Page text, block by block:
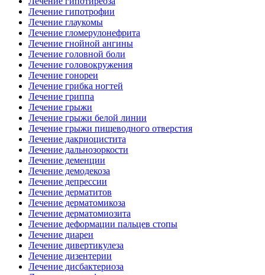
Лечение гипотрофии
Лечение глаукомы
Лечение гломерулонефрита
Лечение гнойной ангины
Лечение головной боли
Лечение головокружения
Лечение гонореи
Лечение грибка ногтей
Лечение гриппа
Лечение грыжи
Лечение грыжи белой линии
Лечение грыжи пищеводного отверстия
Лечение дакриоцистита
Лечение дальнозоркости
Лечение деменции
Лечение демодекоза
Лечение депрессии
Лечение дерматитов
Лечение дерматомикоза
Лечение дерматомиозита
Лечение деформации пальцев стопы
Лечение диареи
Лечение дивертикулеза
Лечение дизентерии
Лечение дисбактериоза